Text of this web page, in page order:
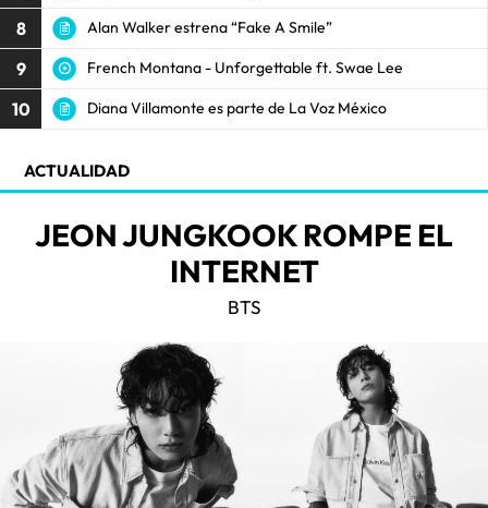
8 Alan Walker estrena “Fake A Smile”
9 French Montana - Unforgettable ft. Swae Lee
10 Diana Villamonte es parte de La Voz México
ACTUALIDAD
JEON JUNGKOOK ROMPE EL
INTERNET
BTS